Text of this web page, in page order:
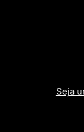
Seja